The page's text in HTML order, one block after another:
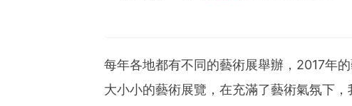
每年各地都有不同的藝術展舉辦，2017年
大小小的藝術展覽，在充滿了藝術氣氛下